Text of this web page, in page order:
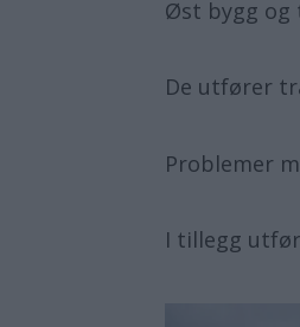
Øst bygg og
De utfører
Problemer
I tillegg